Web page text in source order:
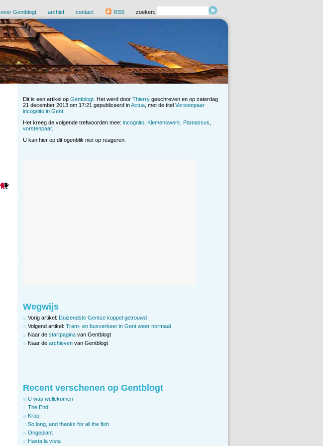
over Gentblogt archief contact RSS zoeken:
Dit is een artikel op Gentblogt . Het werd door Thierry geschreven en op zaterdag
21 december 2013 om 17:21 gepubliceerd inActua , met de titel Vorstenpaar
incognito in Gent
Het kreeg de volgende trefwoorden mee: incognito Klemenswerk Parnassus
vorstenpaar.
U kan hier op dit ogenblik niet op reageren.
Wegwijs
Vorig artikel: Duizendste Gentse koppel getrouwd
Volgend artikel: Tram- en busverkeer in Gent weer normaal
Naar de startpagina van Gentblogt
Naar de archieven van Gentblogt
Recent verschenen op Gentblogt
U was wellekomen
The End
Krop
So long, and thanks for all the fish
Ongeplant
Hasta la vista